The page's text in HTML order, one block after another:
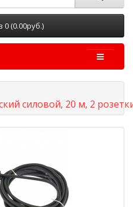
0 (0.00руб.)
силовой, 20 м, 2